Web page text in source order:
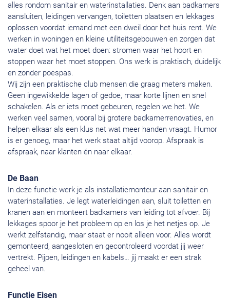
alles rondom sanitair en waterinstallaties. Denk aan badkamers
aansluiten, leidingen vervangen, toiletten plaatsen en lekkages
oplossen voordat iemand met een dweil door het huis rent. We
werken in woningen en kleine utiliteitsgebouwen en zorgen dat
water doet wat het moet doen: stromen waar het hoort en
stoppen waar het moet stoppen. Ons werk is praktisch, duidelijk
en zonder poespas.
Wij zijn een praktische club mensen die graag meters maken.
Geen ingewikkelde lagen of gedoe, maar korte lijnen en snel
schakelen. Als er iets moet gebeuren, regelen we het. We
werken veel samen, vooral bij grotere badkamerrenovaties, en
helpen elkaar als een klus net wat meer handen vraagt. Humor
is er genoeg, maar het werk staat altijd voorop. Afspraak is
afspraak, naar klanten én naar elkaar.
De Baan
In deze functie werk je als installatiemonteur aan sanitair en
waterinstallaties. Je legt waterleidingen aan, sluit toiletten en
kranen aan en monteert badkamers van leiding tot afvoer. Bij
lekkages spoor je het probleem op en los je het netjes op. Je
werkt zelfstandig, maar staat er nooit alleen voor. Alles wordt
gemonteerd, aangesloten en gecontroleerd voordat jij weer
vertrekt. Pijpen, leidingen en kabels… jij maakt er een strak
geheel van.
Functie Eisen